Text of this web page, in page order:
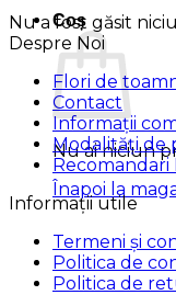
Coș
Nu ai niciun
Înapoi la
Nu a fost găsit
Despre Noi
Flori de
Contact
Informații
Modalități de
Recomandari
Informații utile
Termeni și
Politica de
Politica de